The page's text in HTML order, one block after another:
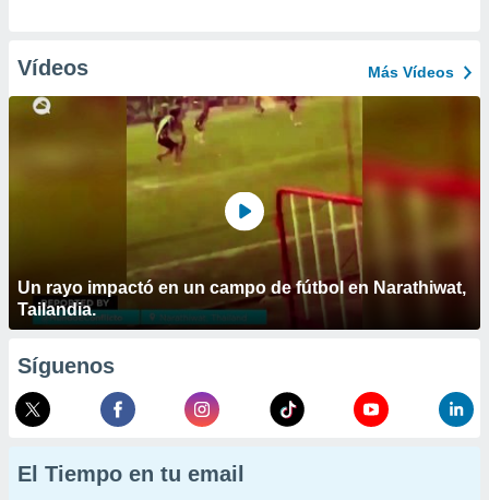
Vídeos Más Vídeos
Un rayo impactó en un campo de fútbol en Narathiwat,
Tailandia.
Síguenos
El Tiempo en tu email